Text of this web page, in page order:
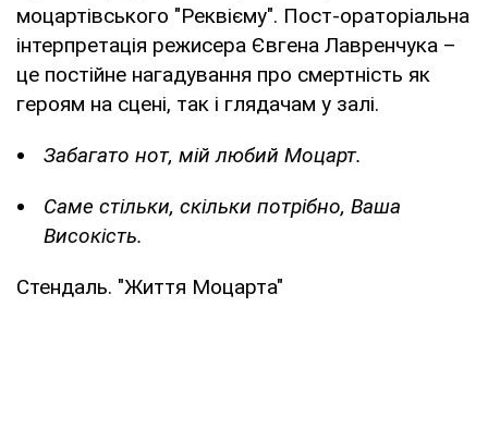
моцартівського "Реквієму". Пост-ораторіальна
інтерпретація режисера Євгена Лавренчука –
це постійне нагадування про смертність як
героям на сцені, так і глядачам у залі.
Забагато нот, мій любий Моцарт.
Саме стільки, скільки потрібно, Ваша
Високість.
Стендаль. "Життя Моцарта"